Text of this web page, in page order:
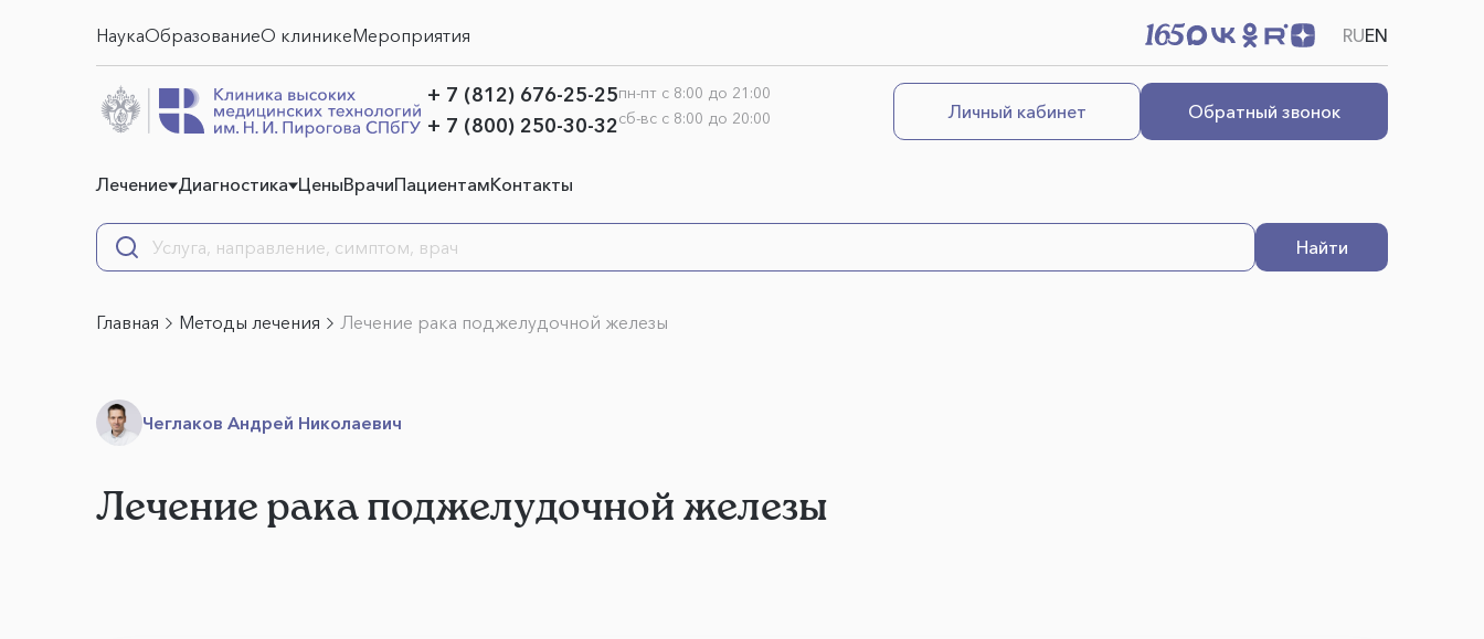
НаукаОбразованиеО клиникеМероприятия RUEN
+ 7 (812) 676-25-25
+ 7 (800) 250-30-32
пн-пт с 8:00 до 21:00
сб-вс с 8:00 до 20:00
Обратный звонок
Личный кабинет
Лечение Диагностика ЦеныВрачиПациентамКонтакты
Найти
Главная Методы лечения Лечение рака поджелудочной железы
Чеглаков Андрей Николаевич
Лечение рака поджелудочной железы